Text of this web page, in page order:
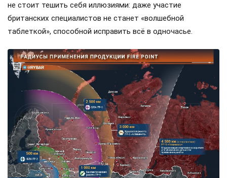
не стоит тешить себя иллюзиями: даже участие
британских специалистов не станет «волшебной
таблеткой», способной исправить всё в одночасье.